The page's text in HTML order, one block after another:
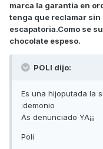
marca la garantia en
tenga que reclamar sin
escapatoria.Como se
chocolate espeso.
POLI dijo:
Es una hijoputada la
:demonio
As denunciado YA¡¡¡
Poli